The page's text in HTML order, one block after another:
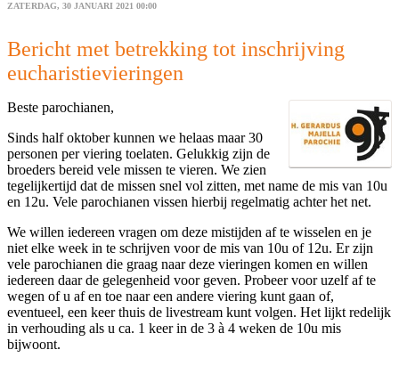
ZATERDAG, 30 JANUARI 2021 00:00
Bericht met betrekking tot inschrijving
eucharistievieringen
Beste parochianen,
Sinds half oktober kunnen we helaas maar 30
personen per viering toelaten. Gelukkig zijn de
broeders bereid vele missen te vieren. We zien
tegelijkertijd dat de missen snel vol zitten, met name de mis van 10u
en 12u. Vele parochianen vissen hierbij regelmatig achter het net.
We willen iedereen vragen om deze mistijden af te wisselen en je
niet elke week in te schrijven voor de mis van 10u of 12u. Er zijn
vele parochianen die graag naar deze vieringen komen en willen
iedereen daar de gelegenheid voor geven. Probeer voor uzelf af te
wegen of u af en toe naar een andere viering kunt gaan of,
eventueel, een keer thuis de livestream kunt volgen. Het lijkt redelijk
in verhouding als u ca. 1 keer in de 3 à 4 weken de 10u mis
bijwoont.